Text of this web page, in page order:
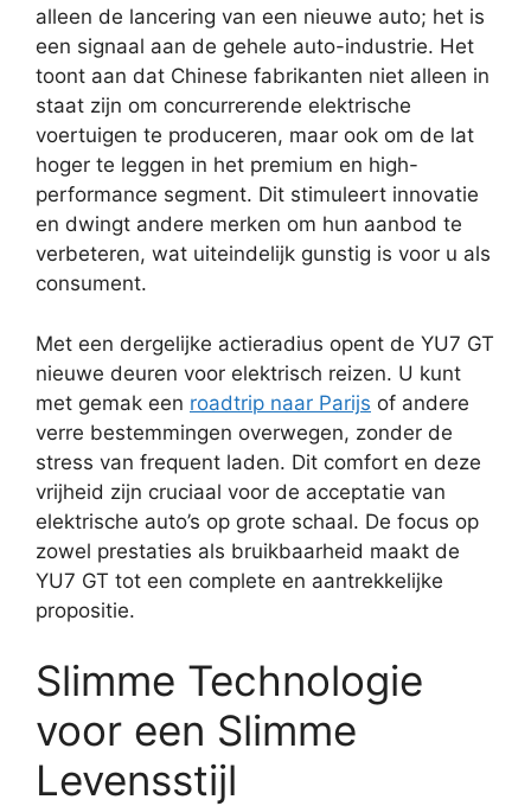
alleen de lancering van een nieuwe auto; het is
een signaal aan de gehele auto-industrie. Het
toont aan dat Chinese fabrikanten niet alleen in
staat zijn om concurrerende elektrische
voertuigen te produceren, maar ook om de lat
hoger te leggen in het premium en high-
performance segment. Dit stimuleert innovatie
en dwingt andere merken om hun aanbod te
verbeteren, wat uiteindelijk gunstig is voor u als
consument.
Met een dergelijke actieradius opent de YU7 GT
nieuwe deuren voor elektrisch reizen. U kunt
met gemak een roadtrip naar Parijs of andere
verre bestemmingen overwegen, zonder de
stress van frequent laden. Dit comfort en deze
vrijheid zijn cruciaal voor de acceptatie van
elektrische auto’s op grote schaal. De focus op
zowel prestaties als bruikbaarheid maakt de
YU7 GT tot een complete en aantrekkelijke
propositie.
Slimme Technologie
voor een Slimme
Levensstijl